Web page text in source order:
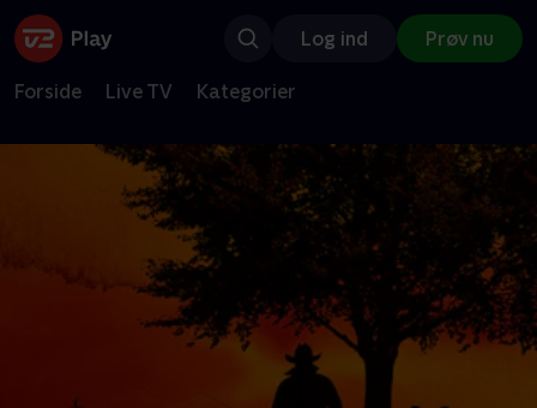
Log ind Prøv nu
Forside Live TV Kategorier